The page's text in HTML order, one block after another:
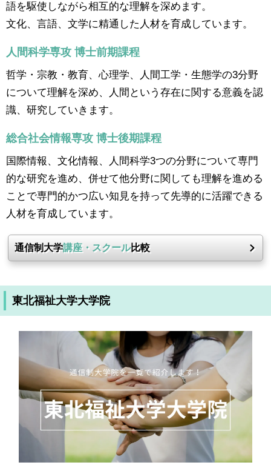
語を駆使しながら相互的な理解を深めます。
文化、言語、文学に精通した人材を育成しています。
人間科学専攻 博士前期課程
哲学・宗教・教育、心理学、人間工学・生態学の3分野
について理解を深め、人間という存在に関する意義を認
識、研究していきます。
総合社会情報専攻 博士後期課程
国際情報、文化情報、人間科学3つの分野について専門
的な研究を進め、併せて他分野に関しても理解を進める
ことで専門的かつ広い知見を持って先導的に活躍できる
人材を育成しています。
通信制大学講座・スクール比較
東北福祉大学大学院